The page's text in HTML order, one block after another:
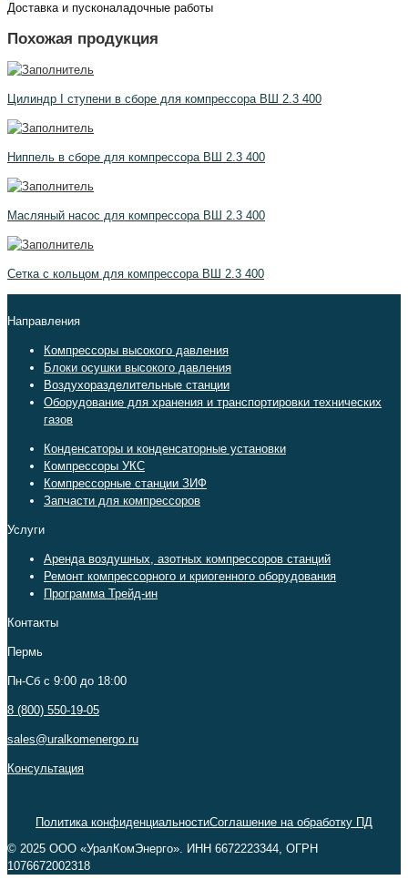
Доставка и пусконаладочные работы
Похожая продукция
Цилиндр I ступени в сборе для компрессора ВШ 2.3 400
Ниппель в сборе для компрессора ВШ 2.3 400
Масляный насос для компрессора ВШ 2.3 400
Сетка с кольцом для компрессора ВШ 2.3 400
Направления
Компрессоры высокого давления
Блоки осушки высокого давления
Воздухоразделительные станции
Оборудование для хранения и транспортировки технических
газов
Конденсаторы и конденсаторные установки
Компрессоры УКС
Компрессорные станции ЗИФ
Запчасти для компрессоров
Услуги
Аренда воздушных, азотных компрессоров станций
Ремонт компрессорного и криогенного оборудования
Программа Трейд-ин
Контакты
Пермь
Пн-Сб c 9:00 до 18:00
8 (800) 550-19-05
sales@uralkomenergo.ru
Консультация
Политика конфиденциальностиСоглашение на обработку ПД
© 2025 ООО «УралКомЭнерго». ИНН 6672223344, ОГРН
1076672002318